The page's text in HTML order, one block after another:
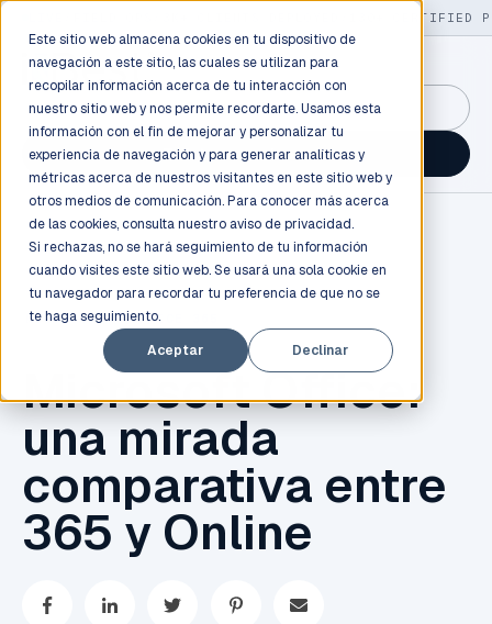
Este sitio web almacena cookies en tu dispositivo de
navegación a este sitio, las cuales se utilizan para
recopilar información acerca de tu interacción con
nuestro sitio web y nos permite recordarte. Usamos esta
información con el fin de mejorar y personalizar tu
experiencia de navegación y para generar analíticas y
métricas acerca de nuestros visitantes en este sitio web y
otros medios de comunicación. Para conocer más acerca
de las cookies, consulta nuestro aviso de privacidad.
Si rechazas, no se hará seguimiento de tu información
cuando visites este sitio web. Se usará una sola cookie en
tu navegador para recordar tu preferencia de que no se
te haga seguimiento.
Aceptar
Declinar
130+ CERTIFIED
GuidancePlex →
Talk to an engineer →
MICROSOFT , OFFICE 365
Microsoft Office:
una mirada
comparativa entre
365 y Online